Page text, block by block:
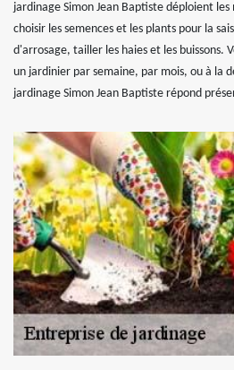
jardinage Simon Jean Baptiste déploient
choisir les semences et les plants pour la
d'arrosage, tailler les haies et les buissons.
un jardinier par semaine, par mois, ou à la
jardinage Simon Jean Baptiste répond